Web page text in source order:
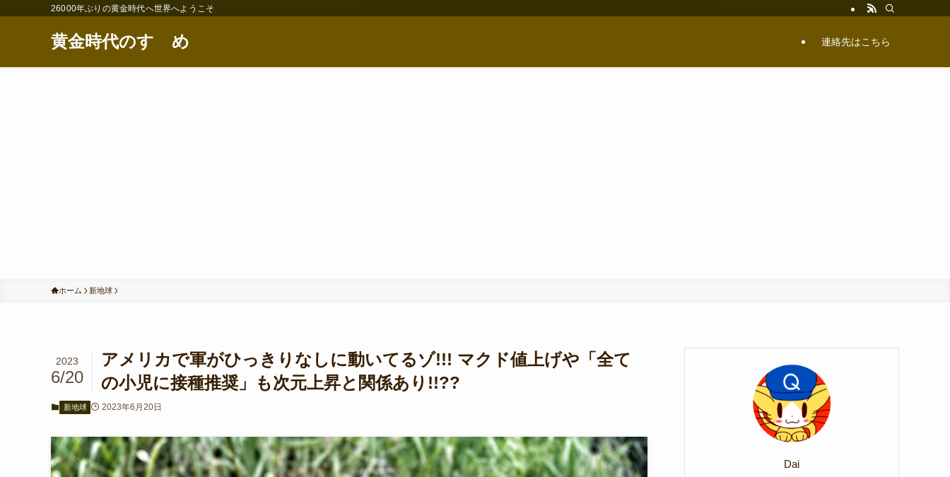
26000年ぶりの黄金時代へ世界へようこそ
黄金時代のすゝめ 連絡先はこちら
ホーム 新地球
アメリカで軍がひっきりなしに動いてるゾ!!! マクド値上げや「全て
の小児に接種推奨」も次元上昇と関係あり!!??
2023
6/20
新地球 2023年6月20日
Dai